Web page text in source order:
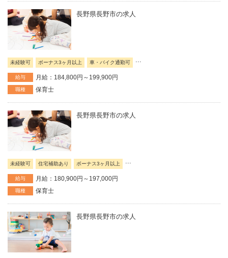
長野県長野市の求人
未経験可 ボーナス3ヶ月以上 車・バイク通勤可
給与 月給：184,800円～199,900円
職種 保育士
長野県長野市の求人
未経験可 住宅補助あり ボーナス3ヶ月以上 ...
給与 月給：180,900円～197,000円
職種 保育士
長野県長野市の求人